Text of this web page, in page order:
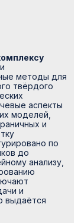
методы для
твёрдого
аспекты
моделей,
и
по
до
анализу,
и
выдаётся